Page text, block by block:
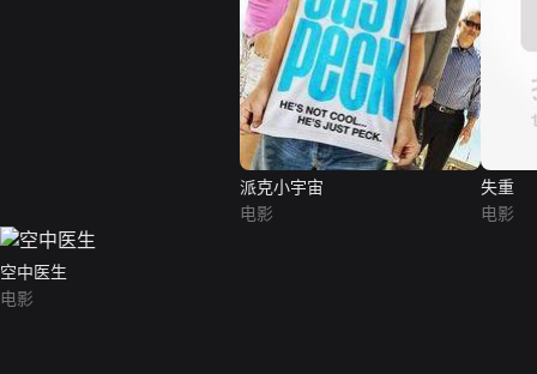
派克小宇宙
电影
失重
电影
空中医生
电影